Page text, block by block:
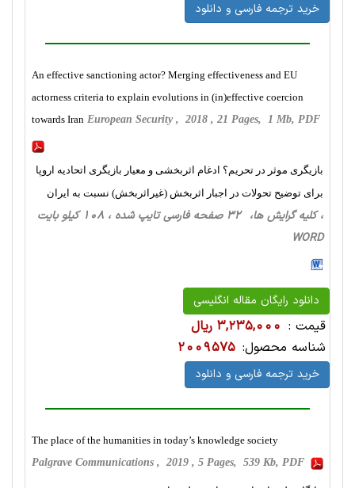
خرید ترجمه فارسی و دانلود
An effective sanctioning actor? Merging effectiveness and EU
actorness criteria to explain evolutions in (in)effective coercion
towards Iran European Security , 2018 , 21 Pages, 1 Mb, PDF
بازیگری موثر در تحریم؟ ادغام اثربخشی و معیار بازیگری اتحادیه اروپا
برای توضیح تحولات در اجبار اثربخش (غیراثربخش) نسبت به ایران
، کلیه گرایش ها، 32 صفحه فارسی تایپ شده ، 108 کیلو بایت
WORD
دانلود رایگان مقاله انگلیسی
قیمت : 3,235,000 ریال
شناسه محصول: 2009575
خرید ترجمه فارسی و دانلود
The place of the humanities in today’s knowledge society
Palgrave Communications , 2019 , 5 Pages, 539 Kb, PDF